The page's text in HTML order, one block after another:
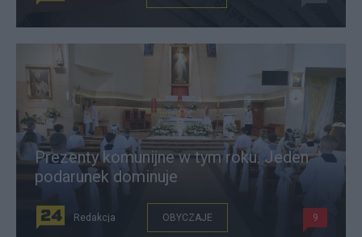
Prezenty komunijne w tym roku. Jeden
podarunek dominuje
Redakcja OBYCZAJE 9